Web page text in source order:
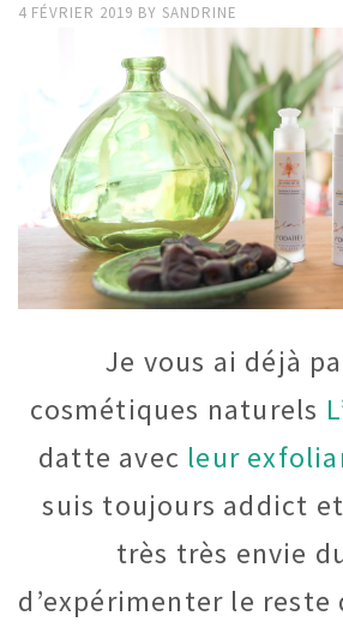
4 FÉVRIER 2019 BY SANDRINE
Je vous ai déjà
cosmétiques naturels
datte avec leur
suis toujours addict et
très très envie
d’expérimenter le reste